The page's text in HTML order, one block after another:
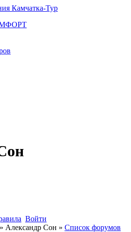
Войти
» Александр Сон » Список форумов